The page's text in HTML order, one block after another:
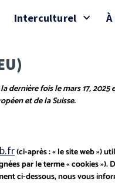
Interculturel
dernière fois le mars 17,
et de la Suisse.
(ci-après : « le site web »)
par le terme « cookies »).
ci-dessous, nous vous